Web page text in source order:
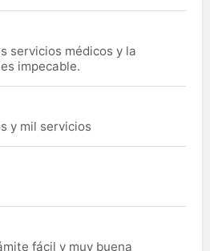
servicios médicos y la
impecable.
y mil servicios
fácil y muy buena